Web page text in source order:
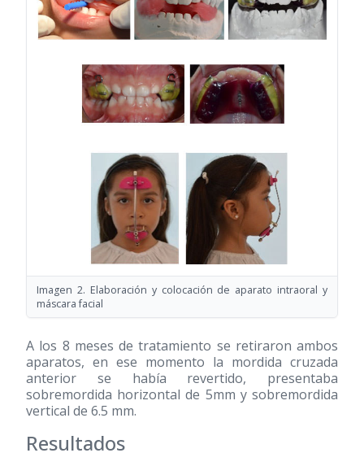
Imagen 2. Elaboración y colocación de aparato intraoral y
máscara facial
A los 8 meses de tratamiento se retiraron ambos
aparatos, en ese momento la mordida cruzada
anterior se había revertido, presentaba
sobremordida horizontal de 5mm y sobremordida
vertical de 6.5 mm.
Resultados